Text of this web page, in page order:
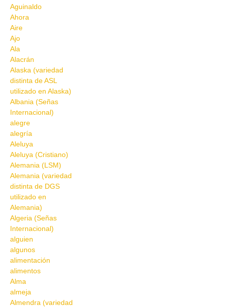
Aguinaldo
Ahora
Aire
Ajo
Ala
Alacrán
Alaska (variedad
distinta de ASL
utilizado en Alaska)
Albania (Señas
Internacional)
alegre
alegría
Aleluya
Aleluya (Cristiano)
Alemania (LSM)
Alemania (variedad
distinta de DGS
utilizado en
Alemania)
Algeria (Señas
Internacional)
alguien
algunos
alimentación
alimentos
Alma
almeja
Almendra (variedad